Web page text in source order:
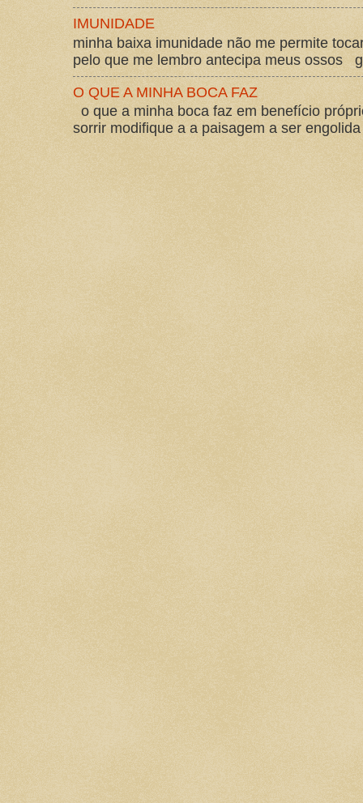
IMUNIDADE
minha baixa imunidade não me permite
pelo que me lembro antecipa meus ossos
O QUE A MINHA BOCA FAZ
o que a minha boca faz em benefício
sorrir modifique a a paisagem a ser